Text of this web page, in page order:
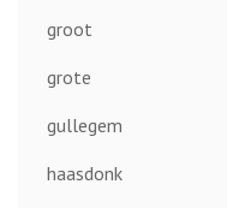
groot
grote
gullegem
haasdonk